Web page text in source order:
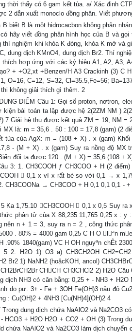
thời thấy có 6 gam kết tủa. a/ Xác định
2 dẫn xuất monoclo đồng phân. Viết
biết B là một hidrocacbon không phân
hãy viết đồng phân hình học của B và
thí nghiệm khi khóa K đóng, khóa K mở và
dung dịch KMnO4, dung dịch Br2. Thí
hợp ứng với các ký hiệu A1, A2, A3,
+ +O2,xt +Benzen/H A3 Crackinh (3) C
O=16, C=12, S=32, Cl=35.5,Fe=56;
không giải thích gì thêm. 2
ĐIỂM Câu 1: Gọi số proton, nơtron,
bài toán ta lập được hệ 2(2ZM NM )
7 Giải hệ thu được kết quả ZM = 19, NM
MX là: m = 35,6 . 50 : 100 = 17,8 (gam) (2
của AgX: m = (108 + X) . x (gam)
- (M + X) . x (gam) Suy ra nồng độ MX
đổi ta được 120 . (M + X) = 35,6 (108 +
3: 1. CH3COOH ƒ CH3COO + H (2
 0,1 x vì x rất bé so với 0,1 → x
CH3COONa → CH3COO + H 0,1 0,1 0,1 -
Ka 1,75.10 CH3COOH  0,1 x 0,5 Suy
phân tử của X 88,235 11,765 0,25 x : y
nên n + 1 = 3, suy ra n = 2 , công thức
. 80% = 4000 gam 0,25 C H O lªn
.90% 1840(gam) VC H OH nguyªn chÊt
2. H2O 1) O3 a) CH3CH2OH
Br2 1) NaNH2 (hoặcKOH, ancol)
CHCH CH3CHCl2 2) H2O
dịch NH3 có cân bằng: 0,25 + - NH3 +
do pư: 3+ - Fe + 3OH Fe(OH)3 nâu đỏ
: Cu(OH)2 + 4NH3 [Cu(NH)4](OH)2 4
dung dịch chứa NaAlO2 và Na2CO3
HCO3 + H2O H2O + CO2 + OH (3) Trong
chứa NaAlO2 và Na2CO3 làm dịch